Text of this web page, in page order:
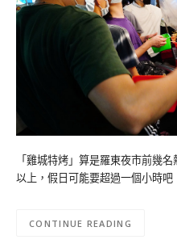
「雞城特烤」算是羅東夜市前幾
以上，假日可能要超過一個小時
CONTINUE READING